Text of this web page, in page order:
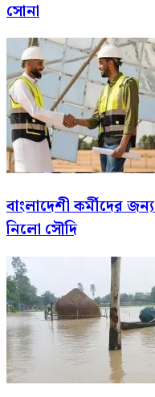
সোনা
বাংলাদেশী কর্মীদের
নিলো সৌদি